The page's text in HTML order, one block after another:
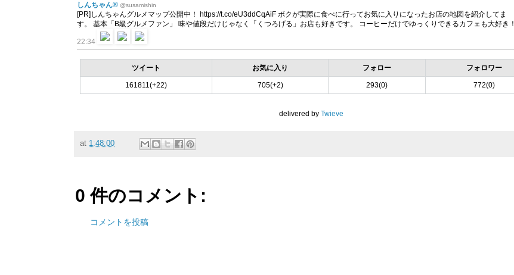
しんちゃん® @susamishin
[PR]しんちゃんグルメマップ公開中！ https://t.co/eU3ddCqAiF ボクが実際に食べに行ってお気に入りになったお店の地図を紹介してま
す。 基本「B級グルメファン」 味や値段だけじゃなく「くつろげる」お店も好きです。 コーヒーだけでゆっくりできるカフェも大好き！
22:34
ツイート お気に入り フォロー フォロワー
161811(+22) 705(+2) 293(0) 772(0)
delivered by Twieve
at 1:48:00
0 件のコメント:
コメントを投稿